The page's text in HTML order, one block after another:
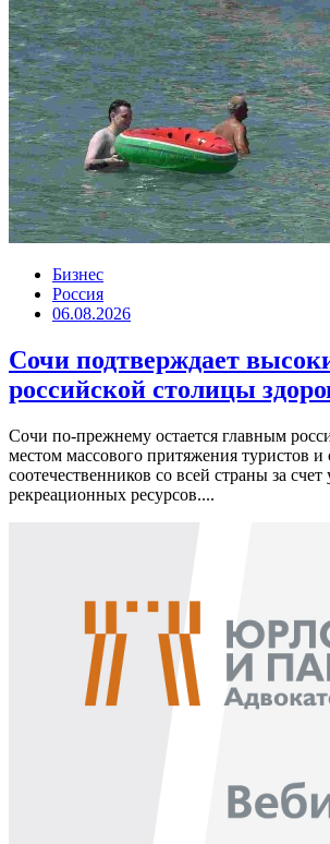
Бизнес
Россия
06.08.2026
Сочи подтверждает
российской столицы
Сочи по-прежнему остается главным
местом массового притяжения туристов и
соотечественников со всей страны за
рекреационных ресурсов....